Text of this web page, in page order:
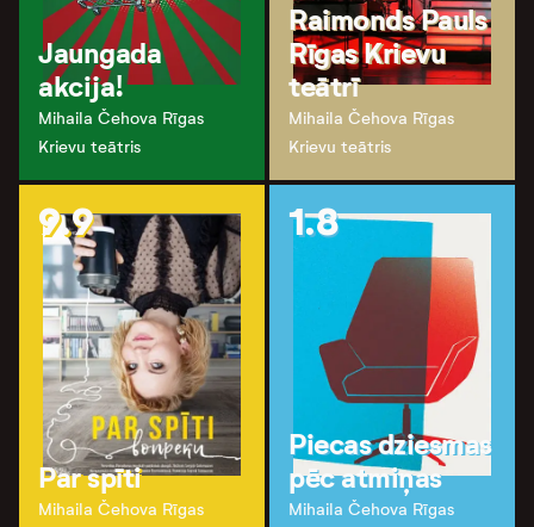
Jaungada
akcija!
Mihaila Čehova Rīgas
Krievu teātris
Raimonds Pauls
Rīgas Krievu
teātrī
Mihaila Čehova Rīgas
Krievu teātris
9.9
Par spīti
Mihaila Čehova Rīgas
1.8
Piecas dziesmas
pēc atmiņas
Mihaila Čehova Rīgas